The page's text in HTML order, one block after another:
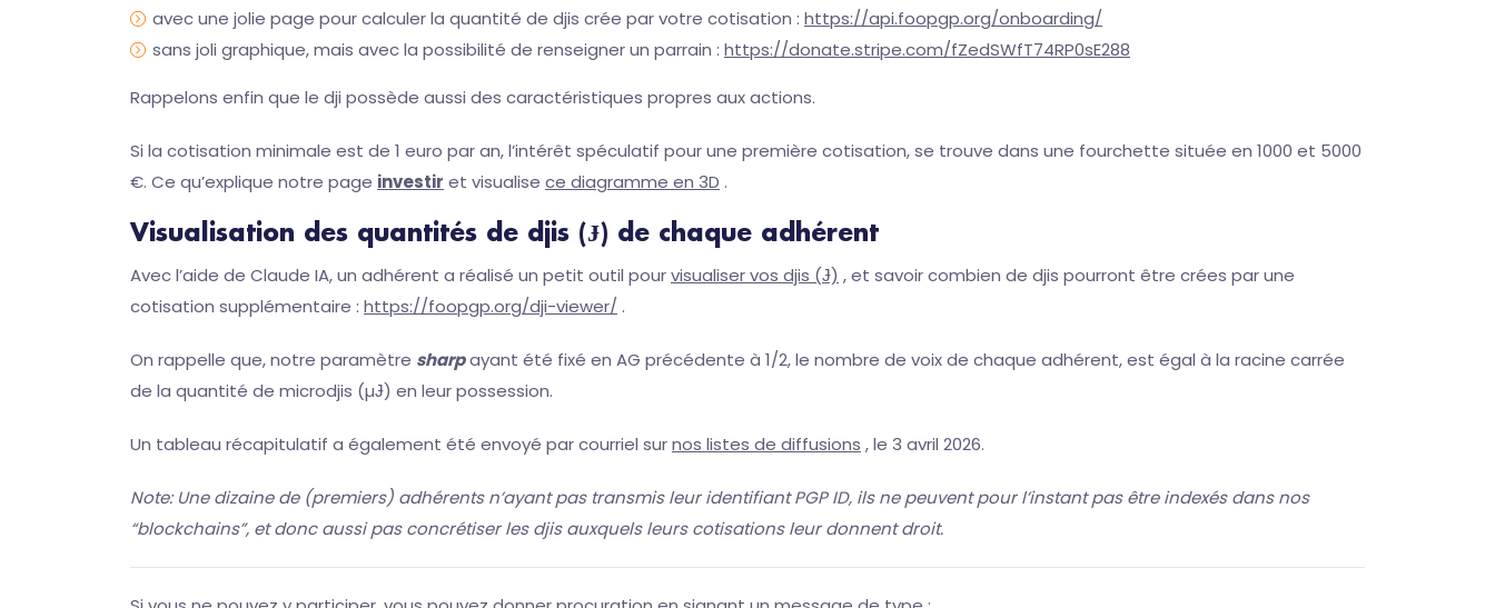
avec une jolie page pour calculer la quantité de djis crée par votre cotisation : https://api.foopgp.org/onboarding/
sans joli graphique, mais avec la possibilité de renseigner un parrain : https://donate.stripe.com/fZedSWfT74RP0sE288
Rappelons enfin que le dji possède aussi des caractéristiques propres aux actions.
Si la cotisation minimale est de 1 euro par an, l’intérêt spéculatif pour une première cotisation, se trouve dans une fourchette située en 1000 et 5000
€. Ce qu’explique notre page investir et visualise ce diagramme en 3D .
Visualisation des quantités de djis (Ɉ) de chaque adhérent
Avec l’aide de Claude IA, un adhérent a réalisé un petit outil pourvisualiser vos djis (Ɉ) , et savoir combien de djis pourront être crées par une
cotisation supplémentaire : https://foopgp.org/dji-viewer/ .
On rappelle que, notre paramètre sharpayant été fixé en AG précédente à 1/2, le nombre de voix de chaque adhérent, est égal à la racine carrée
de la quantité de microdjis (µɈ) en leur possession.
Un tableau récapitulatif a également été envoyé par courriel surnos listes de diffusions , le 3 avril 2026.
Note: Une dizaine de (premiers) adhérents n’ayant pas transmis leur identifiant PGP ID, ils ne peuvent pour l’instant pas être indexés dans nos
“blockchains”, et donc aussi pas concrétiser les djis auxquels leurs cotisations leur donnent droit.